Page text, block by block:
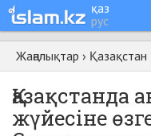
қаз
рус
Жаңалықтар › Қазақстан
Қазақстанда
жүйесіне